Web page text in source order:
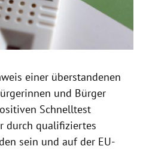
einer überstandenen
und Bürger
Schnelltest
durch qualifiziertes
sein und auf der EU-